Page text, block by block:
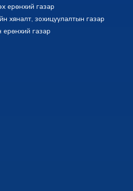
ерөнхий газар
хяналт, зохицуулалтын газар
ерөнхий газар